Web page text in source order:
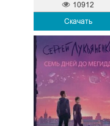
Скачать
10912